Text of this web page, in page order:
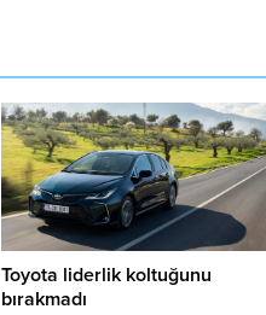
Toyota liderlik koltuğunu
bırakmadı